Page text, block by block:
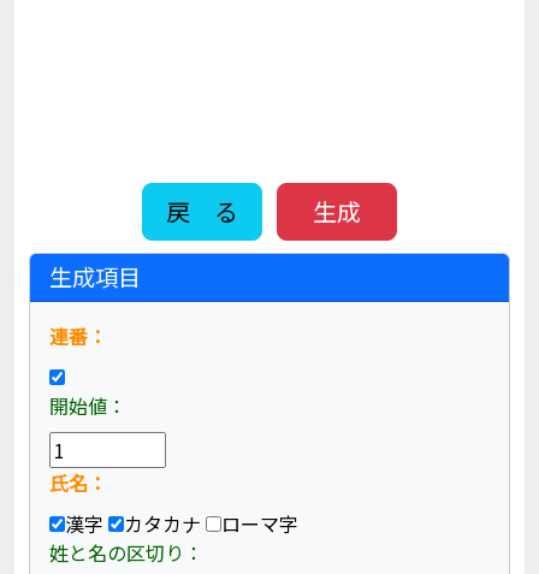
戻 る 生成
生成項目
連番：
開始値：
氏名：
漢字
カタカナ
ローマ字
姓と名の区切り：